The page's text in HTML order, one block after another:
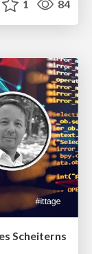
1 84
Scheiterns